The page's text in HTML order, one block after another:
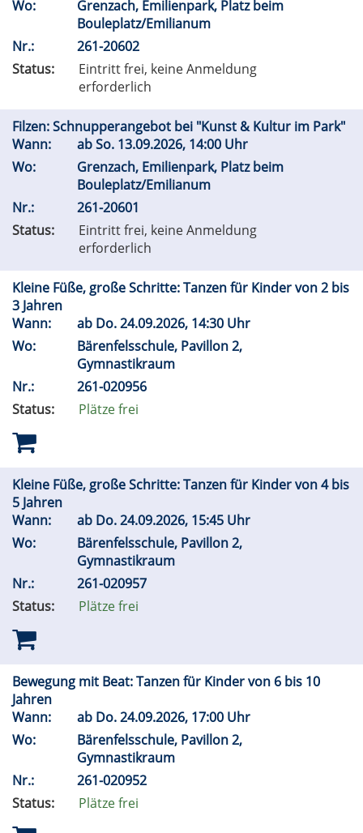
Wo:
Grenzach, Emilienpark, Platz beim
Bouleplatz/Emilianum
Nr.:
261-20602
Status:
Eintritt frei, keine Anmeldung
erforderlich
Filzen: Schnupperangebot bei "Kunst & Kultur im Park"
Wann:
abSo. 13.09.2026, 14:00 Uhr
Wo:
Grenzach, Emilienpark, Platz beim
Bouleplatz/Emilianum
Nr.:
261-20601
Status:
Eintritt frei, keine Anmeldung
erforderlich
Kleine Füße, große Schritte: Tanzen für Kinder von 2 bis
3 Jahren
Wann:
ab Do.24.09.2026, 14:30 Uhr
Wo:
Bärenfelsschule, Pavillon 2,
Gymnastikraum
Nr.:
261-020956
Status:
Plätze frei
Kleine Füße, große Schritte: Tanzen für Kinder von 4 bis
5 Jahren
Wann:
ab Do.24.09.2026, 15:45 Uhr
Wo:
Bärenfelsschule, Pavillon 2,
Gymnastikraum
Nr.:
261-020957
Status:
Plätze frei
Bewegung mit Beat: Tanzen für Kinder von 6 bis 10
Jahren
Wann:
ab Do.24.09.2026, 17:00 Uhr
Wo:
Bärenfelsschule, Pavillon 2,
Gymnastikraum
Nr.:
261-020952
Status:
Plätze frei